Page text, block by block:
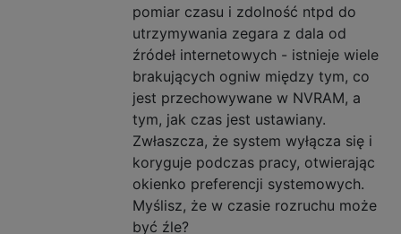
pomiar czasu i zdolność ntpd do
utrzymywania zegara z dala od
źródeł internetowych - istnieje wiele
brakujących ogniw między tym, co
jest przechowywane w NVRAM, a
tym, jak czas jest ustawiany.
Zwłaszcza, że ​​system wyłącza się i
koryguje podczas pracy, otwierając
okienko preferencji systemowych.
Myślisz, że w czasie rozruchu może
być źle?